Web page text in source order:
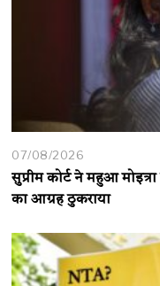
07/08/2026
सुप्रीम कोर्ट ने महुआ
का आग्रह ठुकराया